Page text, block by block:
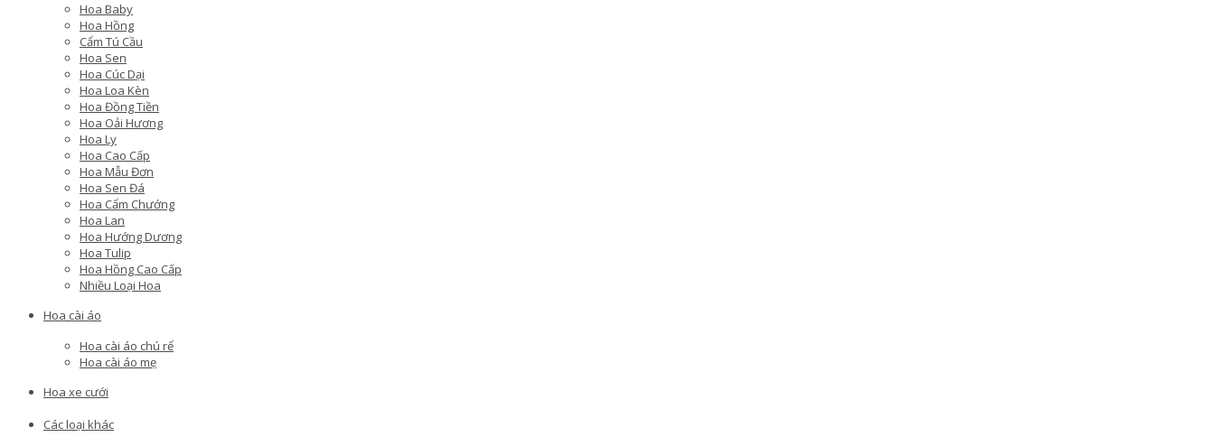
Hoa Baby
Hoa Hồng
Cẩm Tú Cầu
Hoa Sen
Hoa Cúc Dại
Hoa Loa Kèn
Hoa Đồng Tiền
Hoa Oải Hương
Hoa Ly
Hoa Cao Cấp
Hoa Mẫu Đơn
Hoa Sen Đá
Hoa Cẩm Chướng
Hoa Lan
Hoa Hướng Dương
Hoa Tulip
Hoa Hồng Cao Cấp
Nhiều Loại Hoa
Hoa cài áo
Hoa cài áo chú rể
Hoa cài áo mẹ
Hoa xe cưới
Các loại khác